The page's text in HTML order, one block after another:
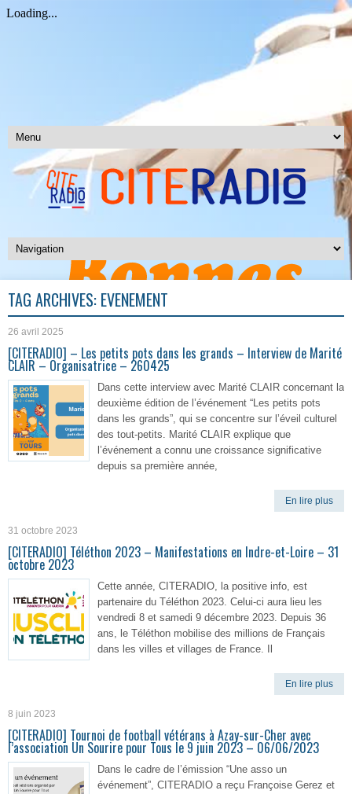
TAG ARCHIVES: EVENEMENT
26 avril 2025
[CITERADIO] – Les petits pots dans les grands – Interview de Marité
CLAIR – Organisatrice – 260425
Dans cette interview avec Marité CLAIR concernant la
deuxième édition de l’événement “Les petits pots
dans les grands”, qui se concentre sur l’éveil culturel
des tout-petits. Marité CLAIR explique que
l’événement a connu une croissance significative
depuis sa première année,
En lire plus
31 octobre 2023
[CITERADIO] Téléthon 2023 – Manifestations en Indre-et-Loire – 31
octobre 2023
Cette année, CITERADIO, la positive info, est
partenaire du Téléthon 2023. Celui-ci aura lieu les
vendredi 8 et samedi 9 décembre 2023. Depuis 36
ans, le Téléthon mobilise des millions de Français
dans les villes et villages de France. Il
En lire plus
8 juin 2023
[CITERADIO] Tournoi de football vétérans à Azay-sur-Cher avec
l’association Un Sourire pour Tous le 9 juin 2023 – 06/06/2023
Dans le cadre de l’émission “Une asso un
événement”, CITERADIO a reçu Françoise Gerez et